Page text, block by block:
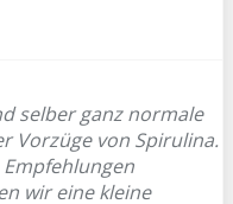
selber ganz normale
Vorzüge von Spirulina.
wir eine kleine